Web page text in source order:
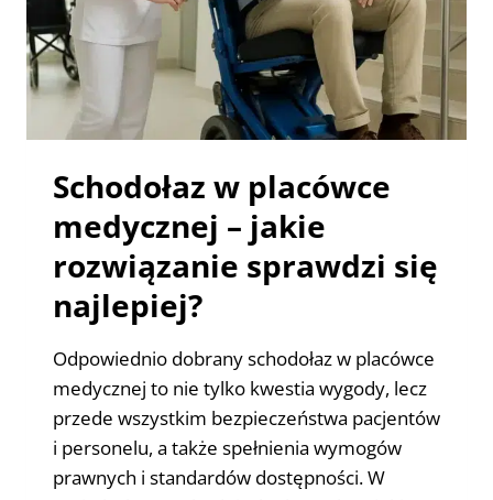
Schodołaz w placówce
medycznej – jakie
rozwiązanie sprawdzi się
najlepiej?
Odpowiednio dobrany schodołaz w placówce
medycznej to nie tylko kwestia wygody, lecz
przede wszystkim bezpieczeństwa pacjentów
i personelu, a także spełnienia wymogów
prawnych i standardów dostępności. W